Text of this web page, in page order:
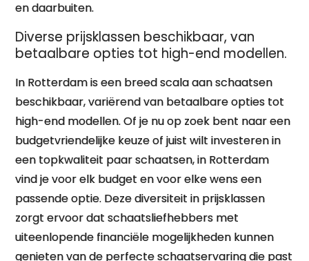
en daarbuiten.
Diverse prijsklassen beschikbaar, van
betaalbare opties tot high-end modellen.
In Rotterdam is een breed scala aan schaatsen
beschikbaar, variërend van betaalbare opties tot
high-end modellen. Of je nu op zoek bent naar een
budgetvriendelijke keuze of juist wilt investeren in
een topkwaliteit paar schaatsen, in Rotterdam
vind je voor elk budget en voor elke wens een
passende optie. Deze diversiteit in prijsklassen
zorgt ervoor dat schaatsliefhebbers met
uiteenlopende financiële mogelijkheden kunnen
genieten van de perfecte schaatservaring die past